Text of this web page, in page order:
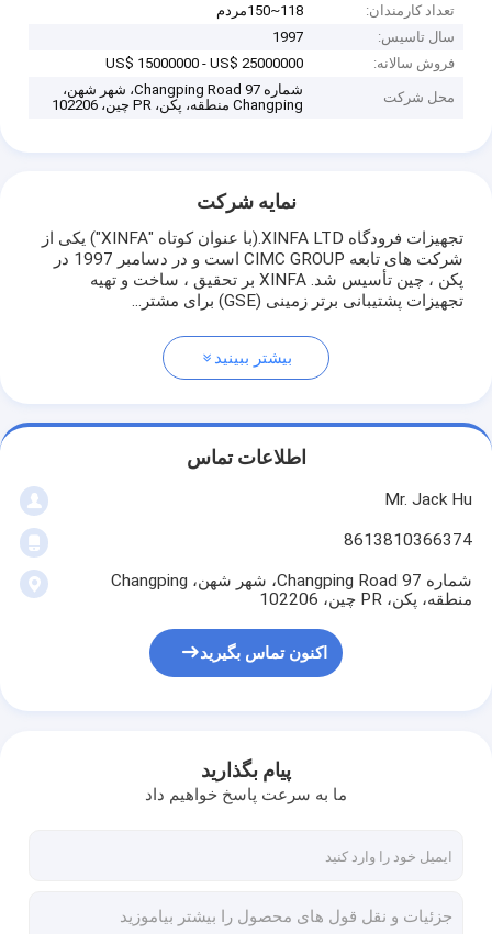
تعداد کارمندان:
118~150مردم
سال تاسیس:
1997
فروش سالانه:
US$ 15000000 - US$ 25000000
محل شرکت
شماره 97 Changping Road، شهر شهن،
Changping منطقه، پکن، PR چین، 102206
نمایه شرکت
تجهیزات فرودگاه XINFA LTD.(با عنوان کوتاه "XINFA") یکی از
شرکت های تابعه CIMC GROUP است و در دسامبر 1997 در
پکن ، چین تأسیس شد. XINFA بر تحقیق ، ساخت و تهیه
تجهیزات پشتیبانی برتر زمینی (GSE) برای مشتر...
بیشتر ببینید
اطلاعات تماس
Mr. Jack Hu
8613810366374
شماره 97 Changping Road، شهر شهن، Changping
منطقه، پکن، PR چین، 102206
اکنون تماس بگیرید
پیام بگذارید
ما به سرعت پاسخ خواهیم داد